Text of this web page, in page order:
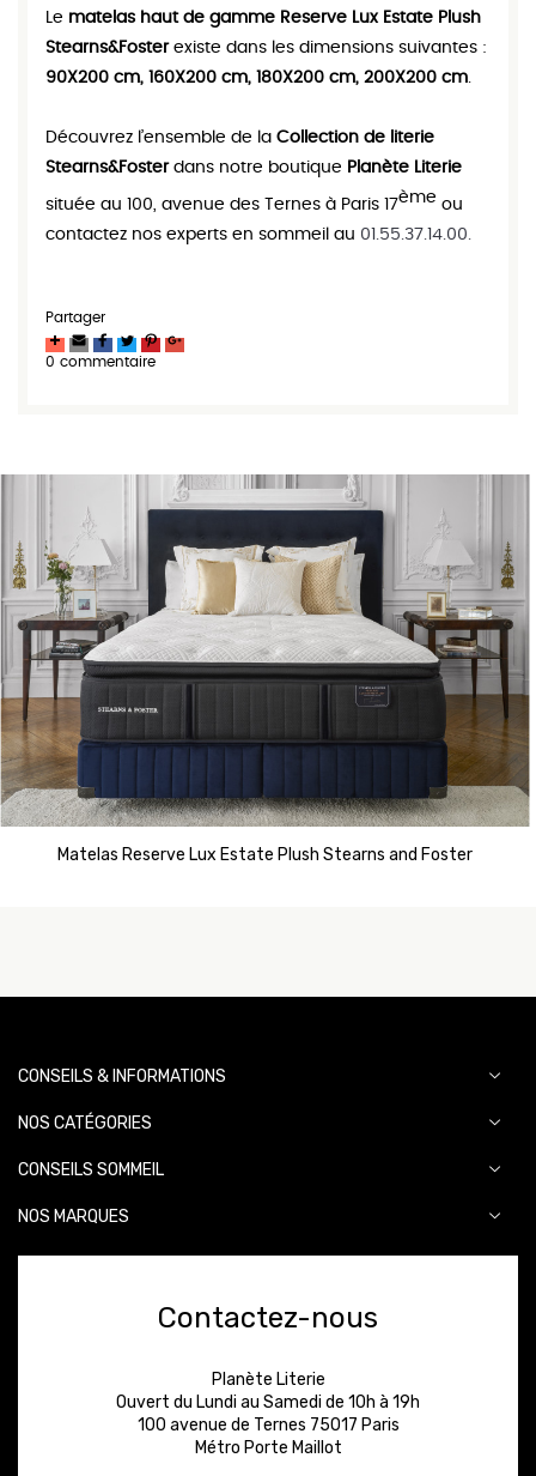
Le matelas haut de gamme Reserve Lux Estate Plush
Stearns&Fosterexiste dans les dimensions suivantes :
90X200 cm, 160X200 cm, 180X200 cm, 200X200 cm.
Découvrez l’ensemble de la Collection de literie
Stearns&Fosterdans notre boutique Planète Literie
située au 100, avenue des Ternes à Paris 17ème ou
contactez nos experts en sommeil au 01.55.37.14.00.
Partager
0 commentaire
Matelas Reserve Lux Estate Plush Stearns and Foster
CONSEILS & INFORMATIONS
NOS CATÉGORIES
CONSEILS SOMMEIL
NOS MARQUES
Contactez-nous
Planète Literie
Ouvert du Lundi au Samedi de 10h à 19h
100 avenue de Ternes 75017 Paris
Métro Porte Maillot